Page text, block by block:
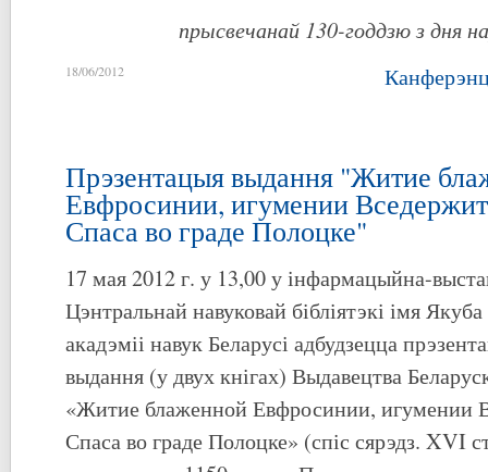
прысвечанай 130-годдзю з дня
18/06/2012
Прэзентацыя выдання "Житие
Евфросинии, игумении
Спаса во граде Полоцке"
17 мая 2012 г. у 13,00 у інфармацыйна-
Цэнтральнай навуковай бібліятэкі імя
акадэміі навук Беларусі адбудзецца
выдання (у двух кнігах) Выдавецтва
«Житие блаженной Евфросинии, игумении
Спаса во граде Полоцке» (спіс сярэдз. XVI